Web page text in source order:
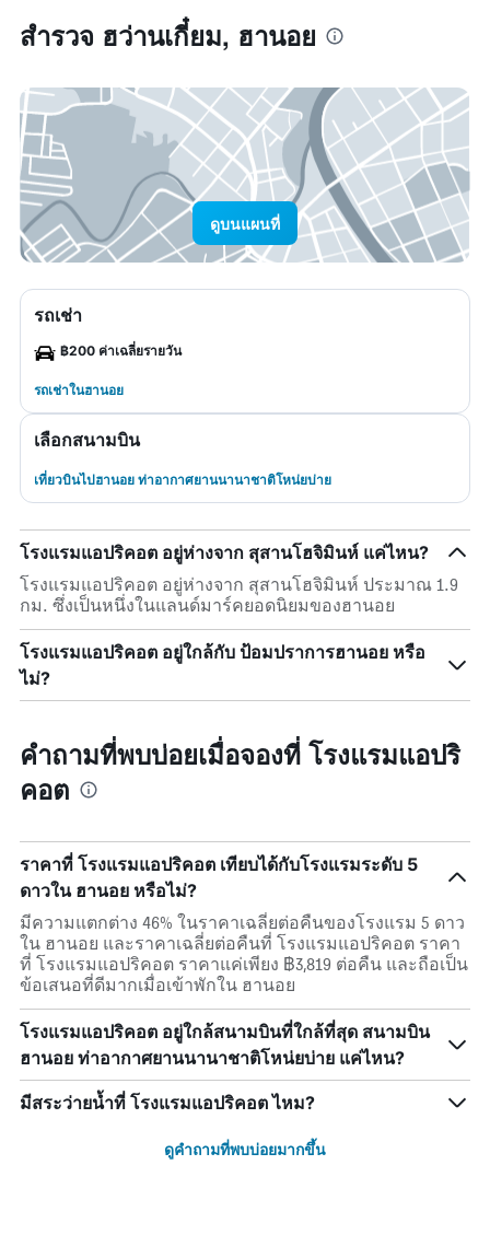
สำรวจ ฮว่านเกี๋ยม, ฮานอย
ดูบนแผนที่
รถเช่า
฿200 ค่าเฉลี่ยรายวัน
รถเช่าในฮานอย
เลือกสนามบิน
เที่ยวบินไปฮานอย ท่าอากาศยานนานาชาติโหน่ยบ่าย
โรงแรมแอปริคอต อยู่ห่างจาก สุสานโฮจิมินห์ แค่ไหน?
โรงแรมแอปริคอต อยู่ห่างจาก สุสานโฮจิมินห์ ประมาณ 1.9
กม. ซึ่งเป็นหนึ่งในแลนด์มาร์คยอดนิยมของฮานอย
โรงแรมแอปริคอต อยู่ใกล้กับ ป้อมปราการฮานอย หรือ
ไม่?
คำถามที่พบบ่อยเมื่อจองที่ โรงแรมแอปริ
คอต
ราคาที่ โรงแรมแอปริคอต เทียบได้กับโรงแรมระดับ 5
ดาวใน ฮานอย หรือไม่?
มีความแตกต่าง 46% ในราคาเฉลี่ยต่อคืนของโรงแรม 5 ดาว
ใน ฮานอย และราคาเฉลี่ยต่อคืนที่ โรงแรมแอปริคอต ราคา
ที่ โรงแรมแอปริคอต ราคาแค่เพียง ฿3,819 ต่อคืน และถือเป็น
ข้อเสนอที่ดีมากเมื่อเข้าพักใน ฮานอย
โรงแรมแอปริคอต อยู่ใกล้สนามบินที่ใกล้ที่สุด สนามบิน
ฮานอย ท่าอากาศยานนานาชาติโหน่ยบ่าย แค่ไหน?
มีสระว่ายน้ำที่ โรงแรมแอปริคอต ไหม?
ดูคำถามที่พบบ่อยมากขึ้น